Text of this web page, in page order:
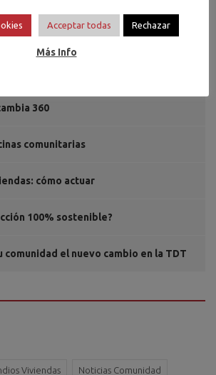
360
comunitarias
cómo actuar
100% sostenible?
comunidad el nuevo cambio en la TDT
Viviendas Noticias Comunidad
Acceptar todas Rechazar
Más Info